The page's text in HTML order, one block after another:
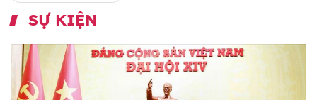
SỰ KIỆN